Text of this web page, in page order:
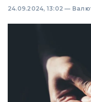
24.09.2024, 13:02 —